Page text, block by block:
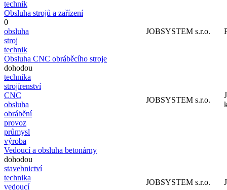
technik
Obsluha strojů a zařízení
0
obsluha
stroj
technik
JOBSYSTEM s.r.o.
Obsluha CNC obráběcího stroje
dohodou
technika
strojírenství
CNC
obsluha
obrábění
provoz
průmysl
výroba
JOBSYSTEM s.r.o.
Vedoucí a obsluha betonárny
dohodou
stavebnictví
technika
vedoucí
JOBSYSTEM s.r.o.